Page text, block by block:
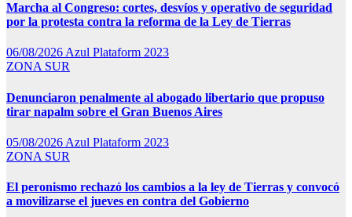
Marcha al Congreso: cortes, desvíos y operativo de seguridad
por la protesta contra la reforma de la Ley de Tierras
06/08/2026Azul Plataform 2023
ZONA SUR
Denunciaron penalmente al abogado libertario que propuso
tirar napalm sobre el Gran Buenos Aires
05/08/2026 Azul Plataform 2023
ZONA SUR
El peronismo rechazó los cambios a la ley de Tierras y convocó
a movilizarse el jueves en contra del Gobierno